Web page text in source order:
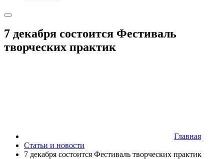
7 декабря состоится Фестиваль
творческих практик
Главная
Статьи и новости
7 декабря состоится Фестиваль творческих практик